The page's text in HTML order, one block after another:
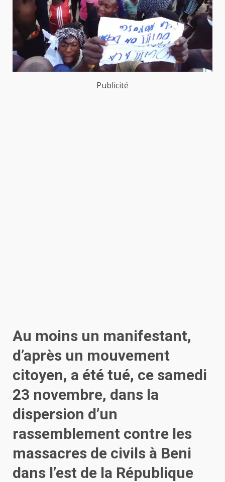
Publicité
Au moins un manifestant,
d’après un mouvement
citoyen, a été tué, ce samedi
23 novembre, dans la
dispersion d’un
rassemblement contre les
massacres de civils à Beni
dans l’est de la République